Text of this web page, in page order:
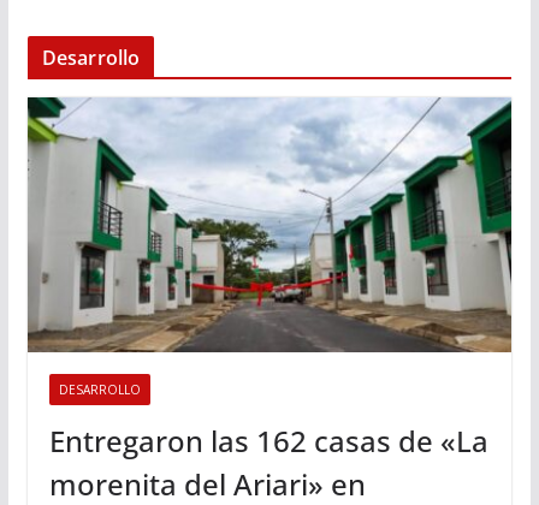
Desarrollo
DESARROLLO
Entregaron las 162 casas de «La
morenita del Ariari» en